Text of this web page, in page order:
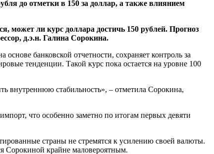
до отметки в 150 за доллар, а также влиянием
может ли курс доллара достичь 150 рублей. Прогноз
д.э.н. Галина Сорокина.
банковской отчетности, сохраняет контроль за
тенденции. Такой курс пока остается на уровне 100
внутреннюю стабильность», – отметила Сорокина,
что особенно заметно по итогам первых девяти
страны не стремятся к усилению своей валюты.
Сорокиной крайне маловероятным.